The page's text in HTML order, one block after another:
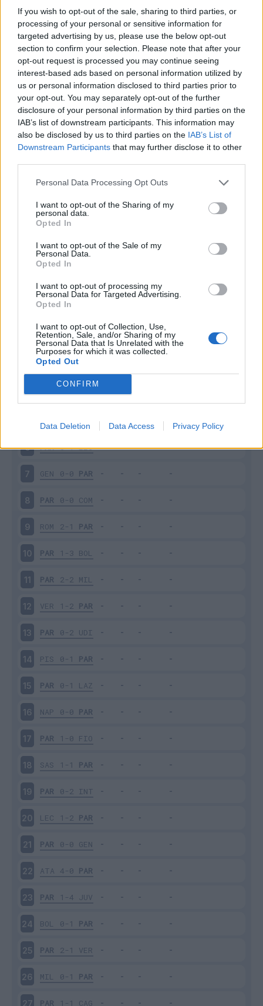
If you wish to opt-out of the sale, sharing to third parties, or
processing of your personal or sensitive information for
targeted advertising by us, please use the below opt-out
section to confirm your selection. Please note that after your
opt-out request is processed you may continue seeing
interest-based ads based on personal information utilized by
us or personal information disclosed to third parties prior to
your opt-out. You may separately opt-out of the further
disclosure of your personal information by third parties on the
IAB’s list of downstream participants. This information may
also be disclosed by us to third parties on the IAB’s List of
Downstream Participants that may further disclose it to other
Personal Data Processing Opt Outs
I want to opt-out of the Sharing of my
personal data.
Opted In
I want to opt-out of the Sale of my
Personal Data.
Opted In
I want to opt-out of processing my
Personal Data for Targeted Advertising.
Opted In
I want to opt-out of Collection, Use,
Retention, Sale, and/or Sharing of my
Personal Data that Is Unrelated with the
Purposes for which it was collected.
Opted Out
CONFIRM
Data Deletion Data Access Privacy Policy
Riepilogo stagione
Titolare 0 - 0%
Entrato 0 - 0
Squalificato 0 - 0 %
Infortunato 0 - 0%
Inutilizzato
Scarica riepilogo
stagionale
Giornata VotoFVEntratoUscito Bonus/Malus
PAR 1-1 ATA
CAG 2-0
4 CRE 0-0 PAR
PAR 2-1 TOR
6 PAR 0-1 LEC
7 GEN 0-0 PAR
8 PAR 0-0 COM
9 ROM 2-1 PAR
10 PAR 1-3 BOL
11 PAR 2-2 MIL
12 VER 1-2 PAR
13 PAR 0-2 UDI
14 PIS 0-1 PAR
15 PAR 0-1 LAZ
16 NAP 0-0 PAR
17 PAR 1-0 FIO
18 SAS 1-1 PAR
19 PAR 0-2 INT
20 LEC 1-2 PAR
21 PAR 0-0 GEN
22 ATA 4-0 PAR
23 PAR 1-4 JUV
24 BOL 0-1 PAR
25 PAR 2-1 VER
26 MIL 0-1 PAR
27 PAR 1-1 CAG